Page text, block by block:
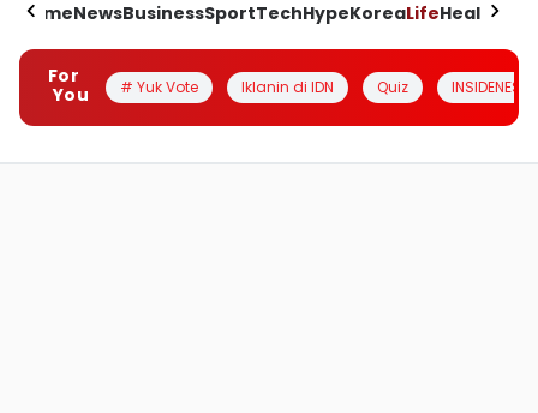
HomeNewsBusinessSportTechHypeKoreaLifeHealth
For
You
# Yuk Vote Iklanin di IDN Quiz INSIDENESIA